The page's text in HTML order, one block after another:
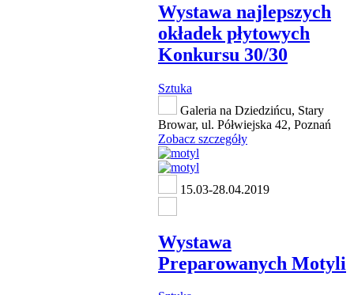
Wystawa najlepszych
okładek płytowych
Konkursu 30/30
Sztuka
Galeria na Dziedzińcu, Stary
Browar, ul. Półwiejska 42, Poznań
Zobacz szczegóły
15.03-28.04.2019
Wystawa
Preparowanych Motyli